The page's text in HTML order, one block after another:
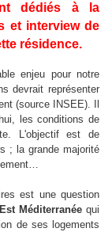
dédiés à la
et interview de
résidence.
enjeu pour notre
devrait représenter
(source INSEE). Il
les conditions de
L'objectif est de
; la grande majorité
est une question
Méditerranéequi
de ses logements